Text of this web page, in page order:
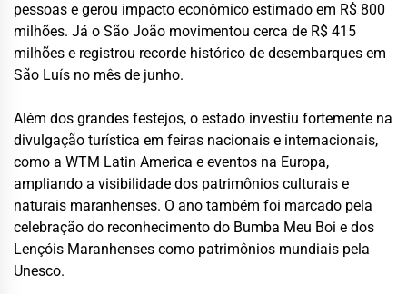
pessoas e gerou impacto econômico estimado em R$ 800
milhões. Já o São João movimentou cerca de R$ 415
milhões e registrou recorde histórico de desembarques em
São Luís no mês de junho.
Além dos grandes festejos, o estado investiu fortemente na
divulgação turística em feiras nacionais e internacionais,
como a WTM Latin America e eventos na Europa,
ampliando a visibilidade dos patrimônios culturais e
naturais maranhenses. O ano também foi marcado pela
celebração do reconhecimento do Bumba Meu Boi e dos
Lençóis Maranhenses como patrimônios mundiais pela
Unesco.